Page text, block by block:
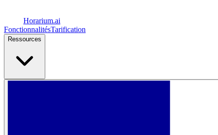
Horarium.ai
FonctionnalitésTarification
Ressources